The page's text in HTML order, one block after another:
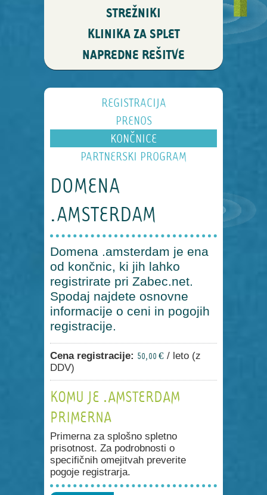
STREŽNIKI
KLINIKA ZA SPLET
NAPREDNE REŠITVE
REGISTRACIJA
PRENOS
KONČNICE
PARTNERSKI PROGRAM
DOMENA
.AMSTERDAM
Domena .amsterdam je ena
od končnic, ki jih lahko
registrirate pri Zabec.net.
Spodaj najdete osnovne
informacije o ceni in pogojih
registracije.
Cena registracije: 50,00 € / leto (z
DDV)
KOMU JE .AMSTERDAM
PRIMERNA
Primerna za splošno spletno
prisotnost. Za podrobnosti o
specifičnih omejitvah preverite
pogoje registrarja.